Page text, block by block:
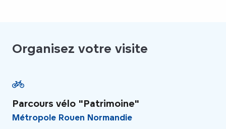
Organisez votre visite
Parcours vélo "Patrimoine"
Métropole Rouen Normandie